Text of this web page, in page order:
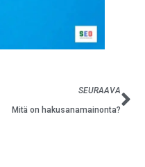
SEURAAVA
Mitä on hakusanamainonta?